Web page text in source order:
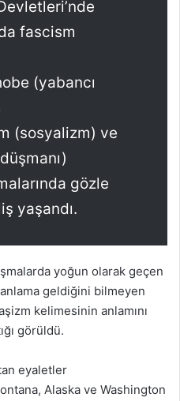
fascism
(yabancı
(sosyalizm) ve
gözle
yaşandı.
yoğun olarak geçen
geldiğini bilmeyen
kelimesinin anlamını
görüldü.
eyaletler
Alaska ve Washington